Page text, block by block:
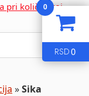
pri količinskoj
»Sika
0
RSD0